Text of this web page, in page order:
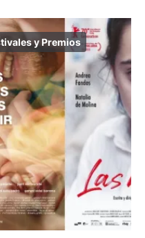
y Premios